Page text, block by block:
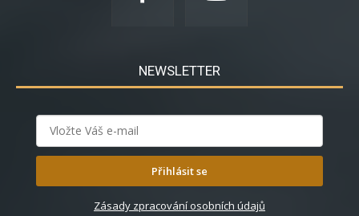
NEWSLETTER
Přihlásit se
Zásady zpracování osobních údajů